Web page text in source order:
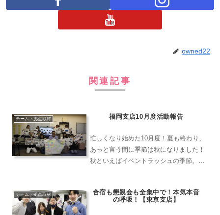
owned22
関連記事
チーム・拠点取材 福岡支店10月度活動報告
忙しくなり始めた10月度！夏も終わり、
あっと言う間に季節は秋になりました！
秋といえばイベントラッシュの季節。例
たように感じます！福岡支店も多くのお
チーム・拠点取材
合宿も懇親会も全集中で！本気本音
の呼吸！【東京支店】